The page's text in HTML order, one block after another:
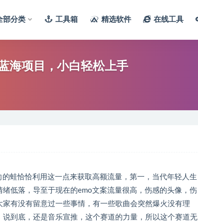
部分类 工具箱 精选软件 在线工具
海项目，小白轻松上手
蛙恰恰利用这一点来获取高额流量，第一，当代年轻人生
低落，导至于现在的emo文案流量很高，伤感的头像，伤
有没有留意过一些事情，有一些歌曲会突然爆火没有理
到底，还是音乐宣推，这个赛道的力量，所以这个赛道无